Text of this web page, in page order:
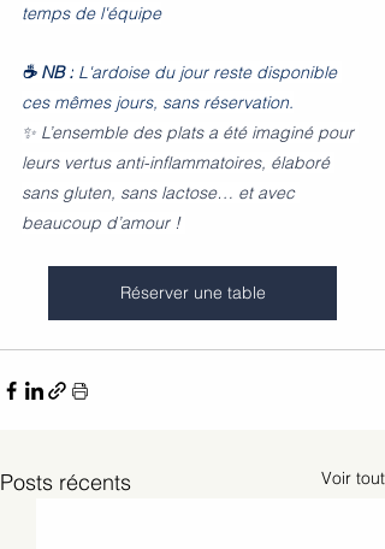
temps de l'équipe
☕ NB : L'ardoise du jour reste disponible
ces mêmes jours, sans réservation.
✨ L’ensemble des plats a été imaginé pour
leurs vertus anti-inflammatoires, élaboré
sans gluten, sans lactose… et avec
beaucoup d’amour !
Réserver une table
Posts récents Voir tout